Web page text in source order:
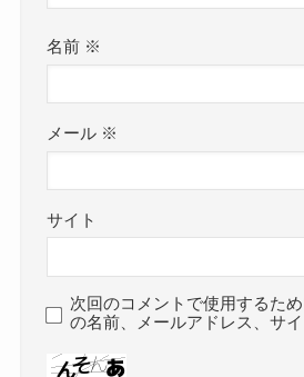
名前 ※
メール ※
サイト
次回のコメントで使用するた
の名前、メールアドレス、サイ